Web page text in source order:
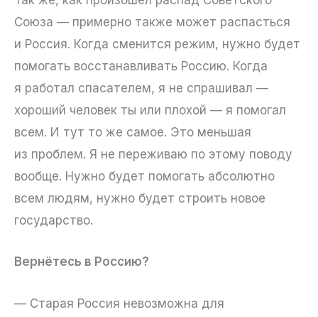
Союза — примерно также может распасться
и Россия. Когда сменится режим, нужно будет
помогать восстанавливать Россию. Когда
я работал спасателем, я не спрашивал —
хороший человек ты или плохой — я помогал
всем. И тут то же самое. Это меньшая
из проблем. Я не переживаю по этому поводу
вообще. Нужно будет помогать абсолютно
всем людям, нужно будет строить новое
государство.
Вернётесь в Россию?
— Старая Россия невозможна для